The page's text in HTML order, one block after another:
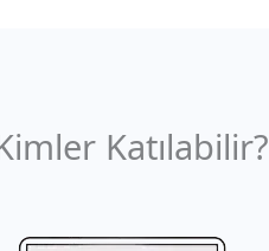
Katılabilir?